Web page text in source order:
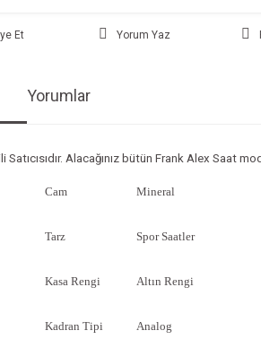
Et Yorum Yaz
Yorumlar
Satıcısıdır. Alacağınız bütün Frank Alex
Cam Mineral
Tarz Spor Saatler
Kasa Rengi Altın Rengi
Kadran Tipi Analog